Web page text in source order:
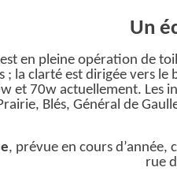
Un
est en pleine opération de
; la clarté est dirigée vers
et 70w actuellement. Les
Blés, Général de
, prévue en cours d’année,
rue